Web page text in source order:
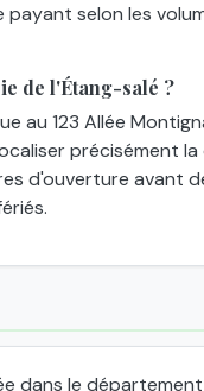
selon les
de l'Étang-salé ?
au 123 Allée
précisément
d'ouverture avant
dans le